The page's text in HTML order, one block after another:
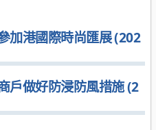
加港國際時尚匯展 (202
戶做好防浸防風措施 (2